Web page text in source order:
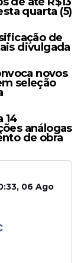
ser
das 9h
e
quarta (5)
de
divulgada
novos
seleção
14
análogas
de obra
06 Ago